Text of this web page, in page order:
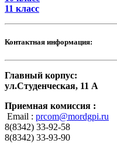
11 класс
Контактная информация:
Главный корпус:
ул.Студенческая, 11 А
Приемная комиссия :
Email : prcom@mordgpi.ru
8(8342) 33-92-58
8(8342) 33-93-90